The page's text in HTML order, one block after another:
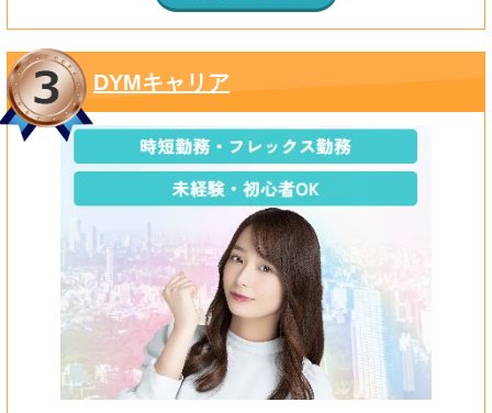
DYMキャリア